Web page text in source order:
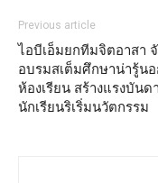
Previous article
ไอบีเอ็มยกทีมจิตอาสา
อบรมสเต็มศึกษาน่ารู้นอ
ห้องเรียน สร้างแรงบันด
นักเรียนริเริ่มนวัตกรรม